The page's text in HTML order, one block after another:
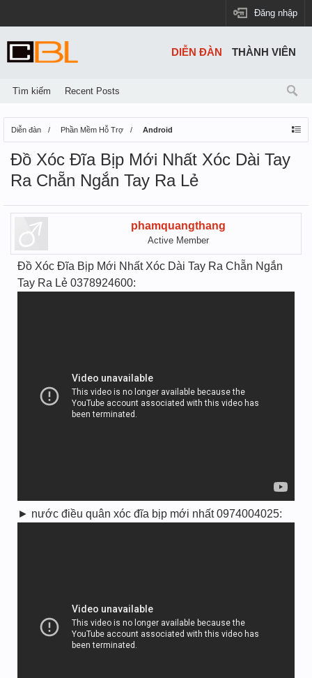
Đăng nhập
Diễn đàn Phần Mềm Hỗ Trợ Android
Đồ Xóc Đĩa Bịp Mới Nhất Xóc Dài Tay
Ra Chẵn Ngắn Tay Ra Lẻ
phamquangthang
Active Member
Đồ Xóc Đĩa Bịp Mới Nhất Xóc Dài Tay Ra Chẵn Ngắn
Tay Ra Lẻ 0378924600:
► nước điều quân xóc đĩa bịp mới nhất 0974004025:
DIỄN ĐÀN
Tìm kiếm Recent Posts
THÀNH VIÊN